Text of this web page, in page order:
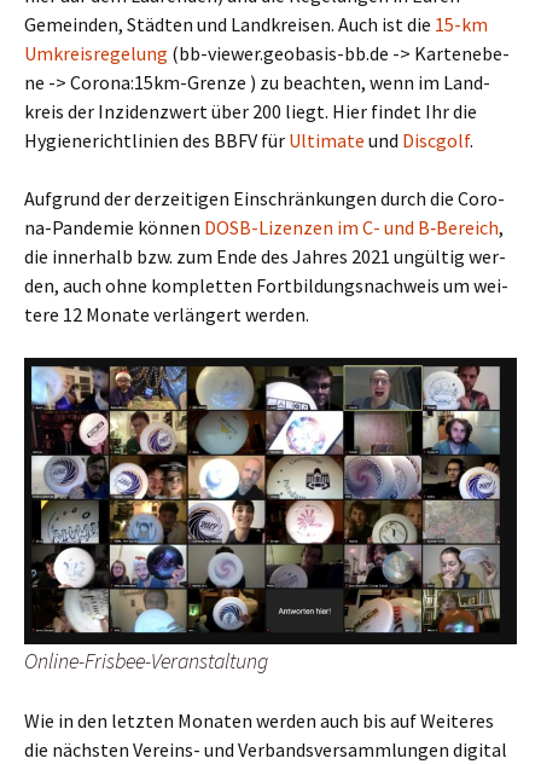
Gemein­den, Städ­ten und Land­krei­sen. Auch ist die 15-km
Umkreis­re­ge­lung (bb-viewer.geobasis-bb.de -> Kar­ten­ebe­
ne -> Corona:15km-Grenze ) zu beach­ten, wenn im Land­
kreis der Inzi­denz­wert über 200 liegt. Hier fin­det Ihr die
Hygie­ne­richt­li­ni­en des BBFV für Ulti­ma­te und Disc­golf.
Auf­grund der der­zei­ti­gen Ein­schrän­kun­gen durch die Coro­
na-Pan­de­mie kön­nen DOSB-Lizen­zen im C- und B‑Bereich,
die inner­halb bzw. zum Ende des Jah­res 2021 ungül­tig wer­
den, auch ohne kom­plet­ten Fort­bil­dungs­nach­weis um wei­
te­re 12 Mona­te ver­län­gert werden.
Online-Fris­bee-Ver­an­stal­tung
Wie in den letz­ten Mona­ten wer­den auch bis auf Wei­te­res
die nächs­ten Ver­eins- und Ver­bands­ver­samm­lun­gen digi­tal